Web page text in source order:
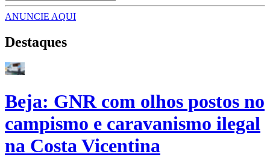
ANUNCIE AQUI
Destaques
Beja: GNR com olhos postos no
campismo e caravanismo ilegal
na Costa Vicentina